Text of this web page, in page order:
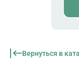
Вернуться в